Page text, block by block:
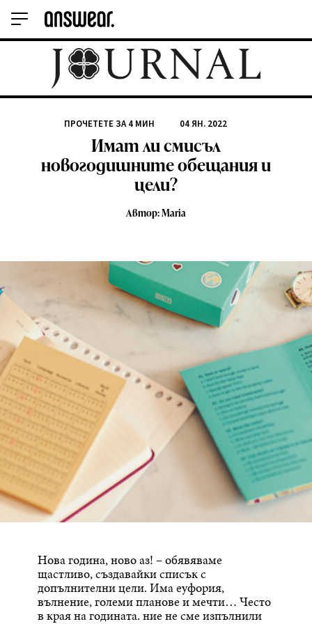
ПРОЧЕТЕТЕ ЗА4 МИН 04 ЯН. 2022
Имат ли смисъл
новогодишните обещания и
цели?
Автор: Maria
Нова година, ново аз! – обявяваме
щастливо, създавайки списък с
допълнителни цели. Има еуфория,
вълнение, големи планове и мечти… Често
в края на годината. ние не сме изпълнили